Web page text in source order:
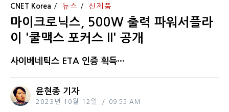
CNET Korea 뉴스 신제품
마이크로닉스, 500W 출력 파워서플라
이 '쿨맥스 포커스 II' 공개
사이베네틱스 ETA 인증 획득···
윤현종 기자
2023년 10월 12일 09:55 AM